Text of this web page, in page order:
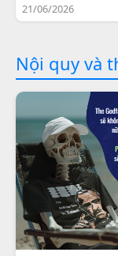
21/06/2026
Nội quy và